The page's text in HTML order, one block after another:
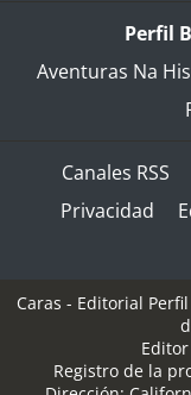
Perfil
Aventuras Na
Canales RSS
Privacidad
Caras - Editorial Perfil
Registro de la